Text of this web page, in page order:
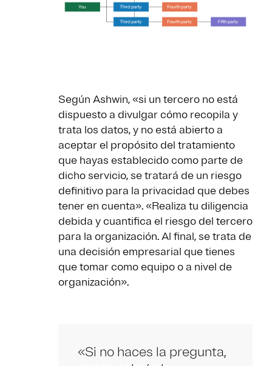
Según Ashwin, «si un tercero no está
dispuesto a divulgar cómo recopila y
trata los datos, y no está abierto a
aceptar el propósito del tratamiento
que hayas establecido como parte de
dicho servicio, se tratará de un riesgo
definitivo para la privacidad que debes
tener en cuenta». «Realiza tu diligencia
debida y cuantifica el riesgo del tercero
para la organización. Al final, se trata de
una decisión empresarial que tienes
que tomar como equipo o a nivel de
organización».
«Si no haces la pregunta,